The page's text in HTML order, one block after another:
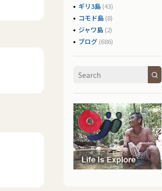
ギリ3島 (43)
コモド島 (8)
ジャワ島 (2)
ブログ (686)